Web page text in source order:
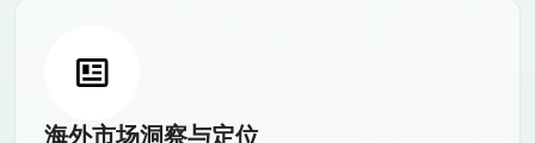
海外市场洞察与定位